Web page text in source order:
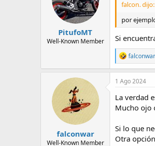
PitufoMT
Well-Known Member
falcon. dijo:
por
Si
R
e
a
c
i
o
n
:
falconwar
falconwar
Well-Known Member
1 Ago 2024
La verdad
Mucho ojo
Si lo que
Otra